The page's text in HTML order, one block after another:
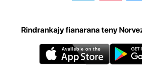
Rindrankajy fianarana teny